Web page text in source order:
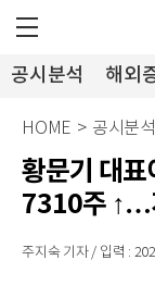
공시분석 해외
HOME > 공시분석
황문기 대
7310주 ↑…
주지숙 기자 / 입력 :